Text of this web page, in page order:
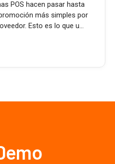
POS hacen pasar hasta
más simples por
Esto es lo que u...